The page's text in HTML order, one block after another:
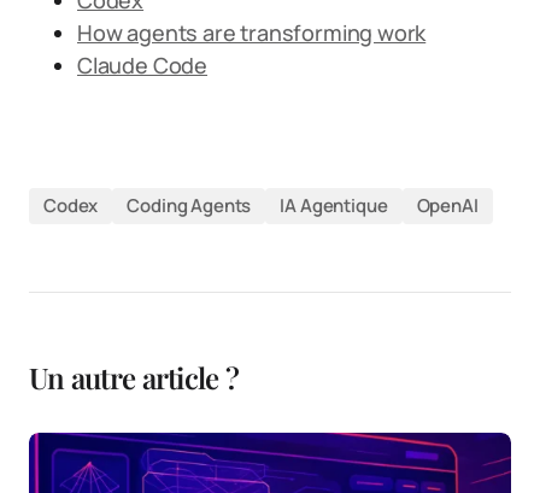
How agents are transforming work
Claude Code
Codex Coding Agents IA Agentique OpenAI
Un autre article ?